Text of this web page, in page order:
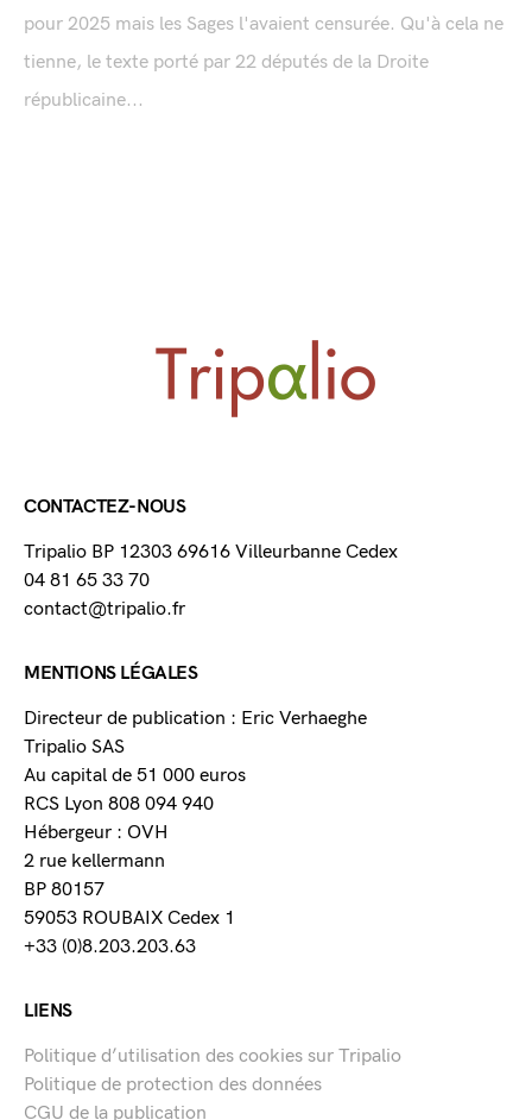
pour 2025 mais les Sages l'avaient censurée. Qu'à cela ne
tienne, le texte porté par 22 députés de la Droite
républicaine...
CONTACTEZ-NOUS
Tripalio BP 12303 69616 Villeurbanne Cedex
04 81 65 33 70
contact@tripalio.fr
MENTIONS LÉGALES
Directeur de publication : Eric Verhaeghe
Tripalio SAS
Au capital de 51 000 euros
RCS Lyon 808 094 940
Hébergeur : OVH
2 rue kellermann
BP 80157
59053 ROUBAIX Cedex 1
+33 (0)8.203.203.63
LIENS
Politique d’utilisation des cookies sur Tripalio
Politique de protection des données
CGU de la publication